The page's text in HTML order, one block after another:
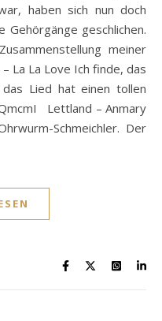
haben sich nun doch
Gehörgänge geschlichen.
meiner
La La Love Ich finde, das
Lied hat einen tollen
Lettland – Anmary
Schmeichler. Der